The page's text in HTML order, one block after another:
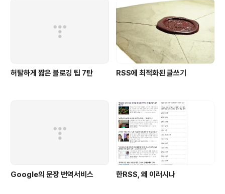
허탈하게 짧은 블로깅 팁 7탄 RSS에 최적화된 글쓰기
Google의 문장 번역서비스 한RSS, 왜 이러시나